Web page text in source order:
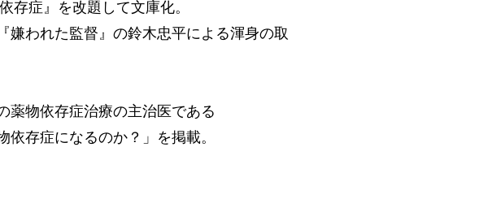
存症』を改題して文庫化。
嫌われた監督』の鈴木忠平による渾身の取
薬物依存症治療の主治医である
存症になるのか？」を掲載。